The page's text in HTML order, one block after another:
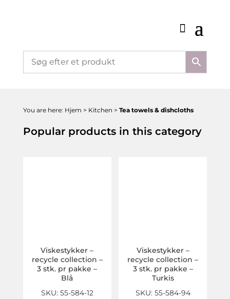
You are here: Hjem > Kitchen > Tea towels & dishcloths
Popular products in this category
Viskestykker –
recycle collection –
3 stk. pr pakke –
Blå
SKU: 55-584-12
Viskestykker –
recycle collection –
3 stk. pr pakke –
Turkis
SKU: 55-584-94